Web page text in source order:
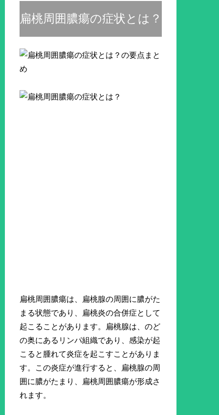
扁桃周囲膿瘍の症状とは？
扁桃周囲膿瘍は、扁桃腺の周囲に膿がた
まる状態であり、扁桃炎の合併症として
起こることがあります。扁桃腺は、のど
の奥にあるリンパ組織であり、感染が起
こると腫れて炎症を起こすことがありま
す。この炎症が進行すると、扁桃腺の周
囲に膿がたまり、扁桃周囲膿瘍が形成さ
れます。